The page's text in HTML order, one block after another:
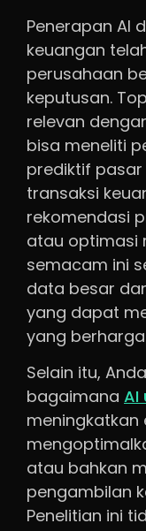
Penerapan AI
keuangan
perusahaan
keputusan.
relevan
bisa meneliti
prediktif
transaksi
rekomendasi
atau optimasi
semacam ini
data besar
yang dapat
yang
Selain itu,
bagaimana AI
meningkatkan
atau bahkan
pengambilan
Penelitian ini